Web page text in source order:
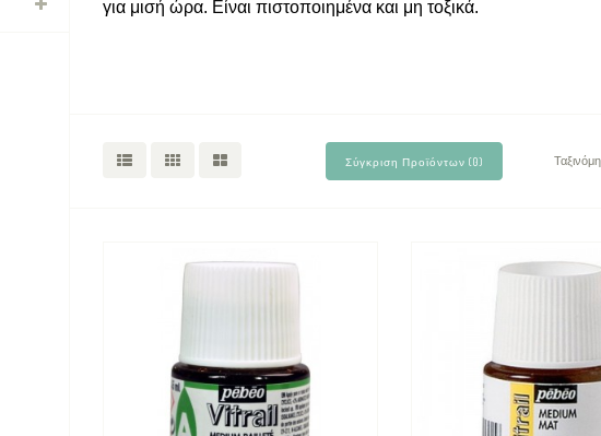
για μισή ώρα. Είναι πιστοποιημένα και μη τοξικά.
Σύγκριση Προϊόντων (0)